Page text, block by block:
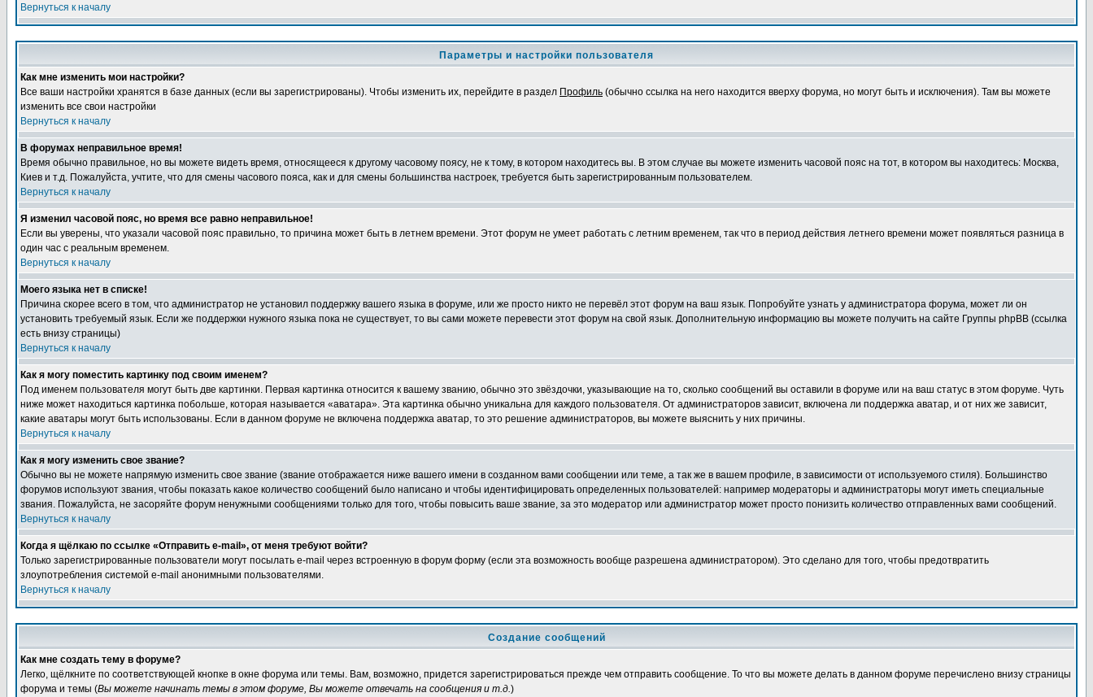
Вернуться к началу
Параметры и настройки пользователя
Как мне изменить мои настройки?
Все ваши настройки хранятся в базе данных (если вы зарегистрированы). Чтобы изменить их, перейдите в раздел Профиль (обычно ссылка на него находится вверху форума, но могут быть и исключения). Там вы можете
изменить все свои настройки
Вернуться к началу
В форумах неправильное время!
Время обычно правильное, но вы можете видеть время, относящееся к другому часовому поясу, не к тому, в котором находитесь вы. В этом случае вы можете изменить часовой пояс на тот, в котором вы находитесь: Москва,
Киев и т.д. Пожалуйста, учтите, что для смены часового пояса, как и для смены большинства настроек, требуется быть зарегистрированным пользователем.
Вернуться к началу
Я изменил часовой пояс, но время все равно неправильное!
Если вы уверены, что указали часовой пояс правильно, то причина может быть в летнем времени. Этот форум не умеет работать с летним временем, так что в период действия летнего времени может появляться разница в
один час с реальным временем.
Вернуться к началу
Моего языка нет в списке!
Причина скорее всего в том, что администратор не установил поддержку вашего языка в форуме, или же просто никто не перевёл этот форум на ваш язык. Попробуйте узнать у администратора форума, может ли он
установить требуемый язык. Если же поддержки нужного языка пока не существует, то вы сами можете перевести этот форум на свой язык. Дополнительную информацию вы можете получить на сайте Группы phpBB (ссылка
есть внизу страницы)
Вернуться к началу
Как я могу поместить картинку под своим именем?
Под именем пользователя могут быть две картинки. Первая картинка относится к вашему званию, обычно это звёздочки, указывающие на то, сколько сообщений вы оставили в форуме или на ваш статус в этом форуме. Чуть
ниже может находиться картинка побольше, которая называется «аватара». Эта картинка обычно уникальна для каждого пользователя. От администраторов зависит, включена ли поддержка аватар, и от них же зависит,
какие аватары могут быть использованы. Если в данном форуме не включена поддержка аватар, то это решение администраторов, вы можете выяснить у них причины.
Вернуться к началу
Как я могу изменить свое звание?
Обычно вы не можете напрямую изменить свое звание (звание отображается ниже вашего имени в созданном вами сообщении или теме, а так же в вашем профиле, в зависимости от используемого стиля). Большинство
форумов используют звания, чтобы показать какое количество сообщений было написано и чтобы идентифицировать определенных пользователей: например модераторы и администраторы могут иметь специальные
звания. Пожалуйста, не засоряйте форум ненужными сообщениями только для того, чтобы повысить ваше звание, за это модератор или администратор может просто понизить количество отправленных вами сообщений.
Вернуться к началу
Когда я щёлкаю по ссылке «Отправить e-mail», от меня требуют войти?
Только зарегистрированные пользователи могут посылать e-mail через встроенную в форум форму (если эта возможность вообще разрешена администратором). Это сделано для того, чтобы предотвратить
злоупотребления системой e-mail анонимными пользователями.
Вернуться к началу
Создание сообщений
Как мне создать тему в форуме?
Легко, щёлкните по соответствующей кнопке в окне форума или темы. Вам, возможно, придется зарегистрироваться прежде чем отправить сообщение. То что вы можете делать в данном форуме перечислено внизу страницы
форума и темы (Вы можете начинать темы в этом форуме, Вы можете отвечать на сообщения и т.д.)